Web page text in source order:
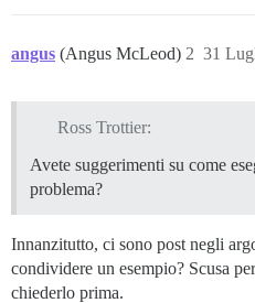
angus (Angus McLeod) 31
2
Ross Trottier:
Avete suggerimenti su come
problema?
Innanzitutto, ci sono post negli
condividere un esempio? Scusa
chiederlo prima.